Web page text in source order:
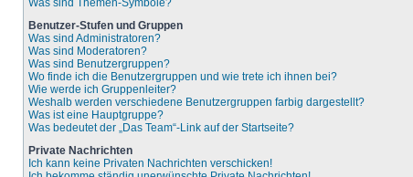
Was sind Themen-Symbole?
Benutzer-Stufen und Gruppen
Was sind Administratoren?
Was sind Moderatoren?
Was sind Benutzergruppen?
Wo finde ich die Benutzergruppen und wie trete ich ihnen bei?
Wie werde ich Gruppenleiter?
Weshalb werden verschiedene Benutzergruppen farbig dargestellt?
Was ist eine Hauptgruppe?
Was bedeutet der „Das Team“-Link auf der Startseite?
Private Nachrichten
Ich kann keine Privaten Nachrichten verschicken!